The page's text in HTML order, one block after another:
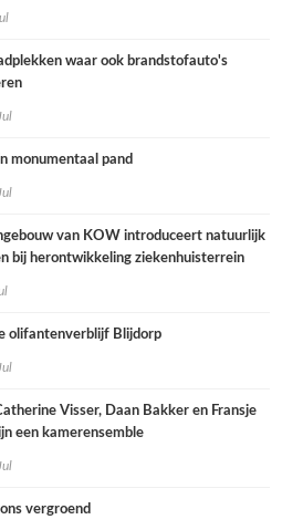
waar ook brandstofauto's
monumentaal pand
van KOW introduceert natuurlijk
bij herontwikkeling ziekenhuisterrein
olifantenverblijf Blijdorp
Visser, Daan Bakker en Fransje
een kamerensemble
vergroend